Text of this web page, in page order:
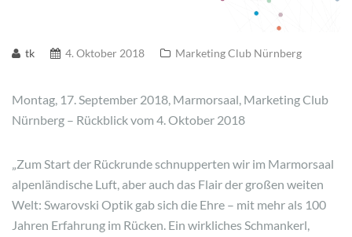
tk 4. Oktober 2018 Marketing Club Nürnberg
Montag, 17. September 2018, Marmorsaal, Marketing Club
Nürnberg – Rückblick vom 4. Oktober 2018
„Zum Start der Rückrunde schnupperten wir im Marmorsaal
alpenländische Luft, aber auch das Flair der großen weiten
Welt: Swarovski Optik gab sich die Ehre – mit mehr als 100
Jahren Erfahrung im Rücken. Ein wirkliches Schmankerl,